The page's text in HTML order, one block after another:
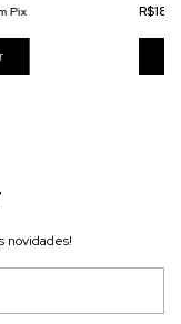
Pix
novidades!